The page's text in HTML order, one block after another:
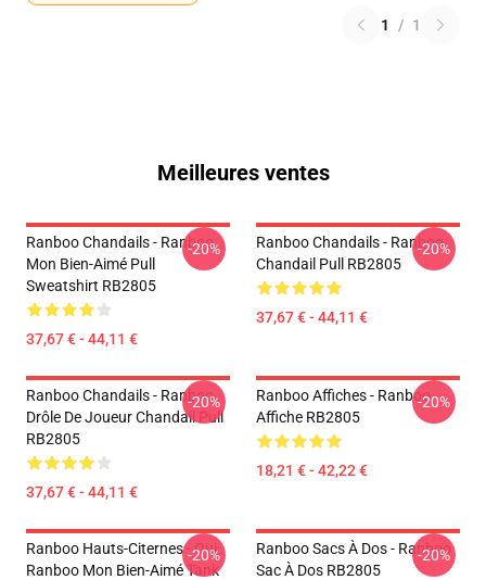
1 / 1
Meilleures ventes
Ranboo Chandails - Ranboo
Mon Bien-Aimé Pull
Sweatshirt RB2805
37,67 € - 44,11 €
-20%
Ranboo Chandails - Ranboo
Chandail Pull RB2805
37,67 € - 44,11 €
-20%
Ranboo Chandails - Ranboo
Drôle De Joueur Chandail Pull
RB2805
37,67 € - 44,11 €
-20%
Ranboo Affiches - Ranboo
Affiche RB2805
18,21 € - 42,22 €
-20%
Ranboo Hauts-Citernes - Oui.
Ranboo Mon Bien-Aimé Tank
-20%
Ranboo Sacs À Dos - Ranboo
Sac À Dos RB2805
-20%